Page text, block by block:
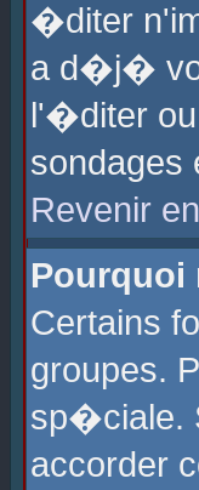
�diter
a d�j�
l'�diter ou
sondages
Revenir
Certains
groupes.
sp�ciale.
accorder